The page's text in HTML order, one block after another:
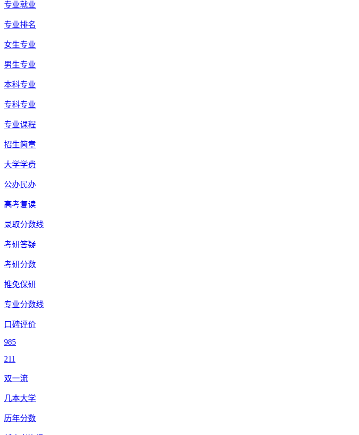
专业就业
专业排名
女生专业
男生专业
本科专业
专科专业
专业课程
招生简章
大学学费
公办民办
高考复读
录取分数线
考研答疑
考研分数
推免保研
专业分数线
口碑评价
985
211
双一流
几本大学
历年分数